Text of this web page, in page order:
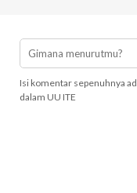
Isi komentar sepenuhnya
dalam UU ITE